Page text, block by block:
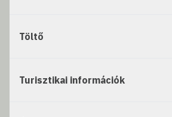
Töltő
Turisztikai információk